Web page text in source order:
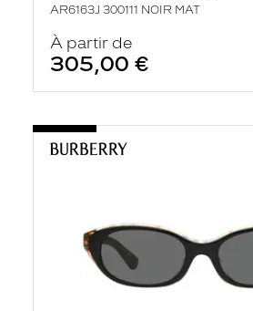
AR6163J 300111 NOIR MAT
À partir de
305,00 €